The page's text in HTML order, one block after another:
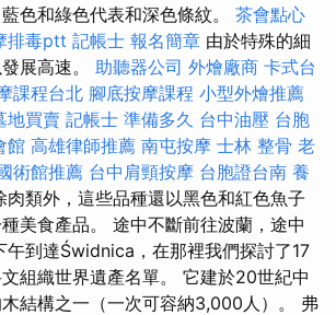
色和綠色代表和深色條紋。 茶會點心
排毒ptt 記帳士 報名簡章 由於特殊的細
展高速。 助聽器公司 外燴廠商 卡式台
課程台北 腳底按摩課程 小型外燴推薦
地買賣 記帳士 準備多久 台中油壓 台胞
館 高雄律師推薦 南屯按摩 士林 整骨 老
術館推薦 台中肩頸按摩 台胞證台南 養
肉類外，這些品種還以黑色和紅色魚子
美食產品。 途中不斷前往波蘭，途中
午到達Świdnica，在那裡我們探討了17
組織世界遺產名單。 它建於20世紀中
結構之一（一次可容納3,000人）。 弗